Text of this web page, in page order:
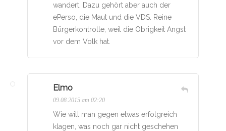
wandert. Dazu gehört aber auch der
ePerso, die Maut und die VDS. Reine
Bürgerkontrolle, weil die Obrigkeit Angst
vor dem Volk hat.
Elmo
09.08.2015 am 02:20
Wie will man gegen etwas erfolgreich
klagen, was noch gar nicht geschehen